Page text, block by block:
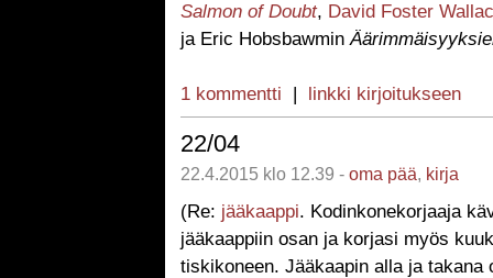
Salmon of Doubt, David Foster
ja Eric Hobsbawmin
1 kommentti | linkki kirjoitukseen
22/04
22.4.2015 klo 12.39 - oma pää, kirja
(Re: jääkaappi. Kodinkonekorjaaja
jääkaappiin osan ja korjasi myös
tiskikoneen. Jääkaapin alla ja takana